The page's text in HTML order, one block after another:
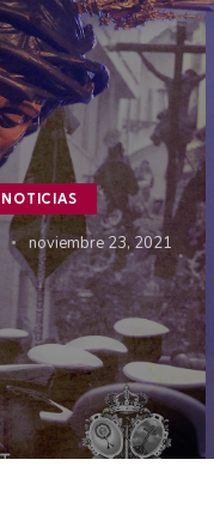
NOTICIAS
noviembre 23, 2021